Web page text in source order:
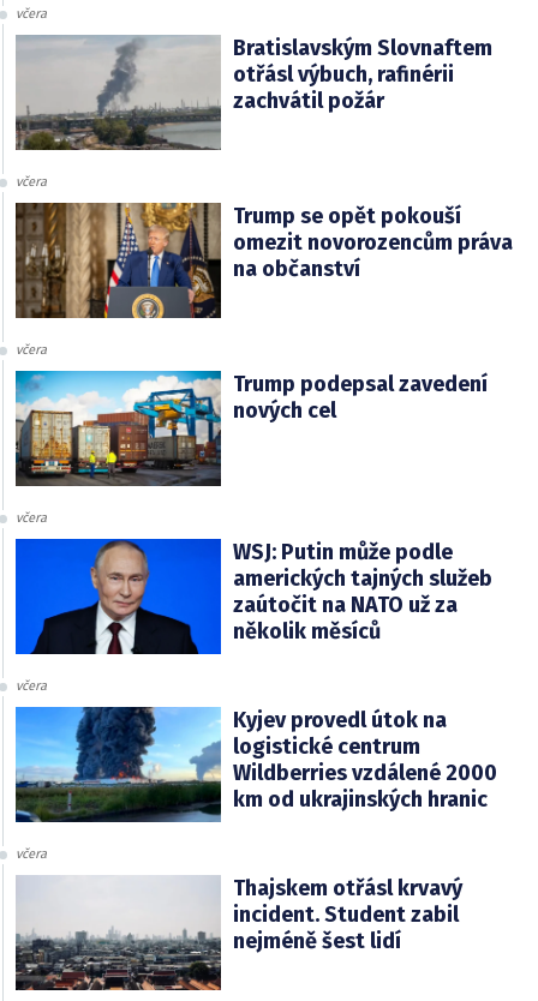
včera
Bratislavským Slovnaftem
otřásl výbuch, rafinérii
zachvátil požár
včera
Trump se opět pokouší
omezit novorozencům práva
na občanství
včera
Trump podepsal zavedení
nových cel
včera
WSJ: Putin může podle
amerických tajných služeb
zaútočit na NATO už za
několik měsíců
včera
Kyjev provedl útok na
logistické centrum
Wildberries vzdálené 2000
km od ukrajinských hranic
včera
Thajskem otřásl krvavý
incident. Student zabil
nejméně šest lidí